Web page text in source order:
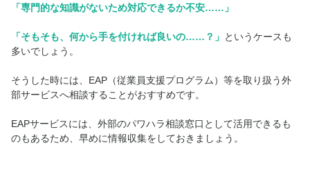
「専門的な知識がないため対応できるか不安……」
「そもそも、何から手を付ければ良いの……？」 というケースも
多いでしょう。
そうした時には、EAP（従業員支援プログラム）等を取り扱う外
部サービスへ相談することがおすすめです。
EAPサービスには、外部のパワハラ相談窓口として活用できるも
のもあるため、早めに情報収集をしておきましょう。